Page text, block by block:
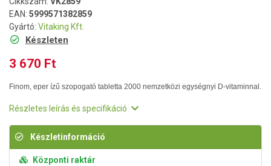
EAN: 5999571382859
Gyártó: Vitaking Kft.
Készleten
3 670 Ft
Finom, eper ízű szopogató tabletta 2000 nemzetközi egységnyi D-vitaminnal.
Részletes leírás és specifikáció
Készletinformáció
Központi raktár